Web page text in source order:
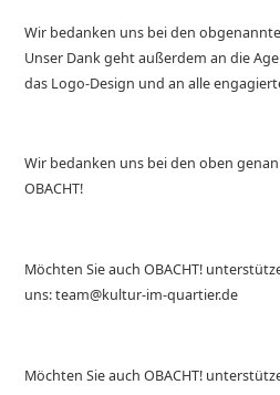
Wir bedanken uns bei den
Unser Dank geht außerdem an die
das Logo-Design und an alle
Wir bedanken uns bei den oben
OBACHT!
Möchten Sie auch OBACHT!
uns: team@kultur-im-quartier.de
Möchten Sie auch OBACHT!